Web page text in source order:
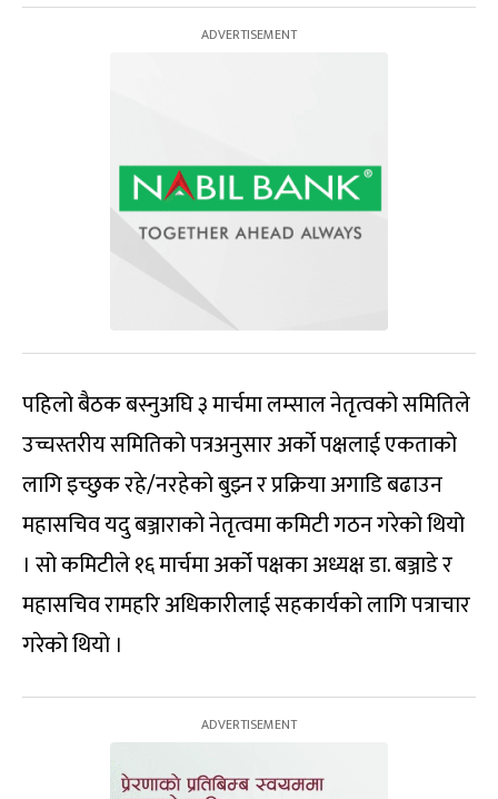
पहिलो बैठक बस्नुअघि ३ मार्चमा लम्साल नेतृत्वको समितिले
उच्चस्तरीय समितिको पत्रअनुसार अर्को पक्षलाई एकताको
लागि इच्छुक रहे/नरहेको बुझ्न र प्रक्रिया अगाडि बढाउन
महासचिव यदु बञ्जाराको नेतृत्वमा कमिटी गठन गरेको थियो
। सो कमिटीले १६ मार्चमा अर्को पक्षका अध्यक्ष डा. बञ्जाडे र
महासचिव रामहरि अधिकारीलाई सहकार्यको लागि पत्राचार
गरेको थियो ।